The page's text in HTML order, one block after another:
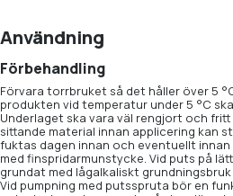
Användning
Förbehandling
Förvara torrbruket så det håller över 5
produkten vid temperatur under 5 °C
Underlaget ska vara väl rengjort och
sittande material innan applicering kan
fuktas dagen innan och eventuellt
med finspridarmunstycke. Vid puts på
grundat med lågalkaliskt grundningsbruk
Vid pumpning med putsspruta bör en